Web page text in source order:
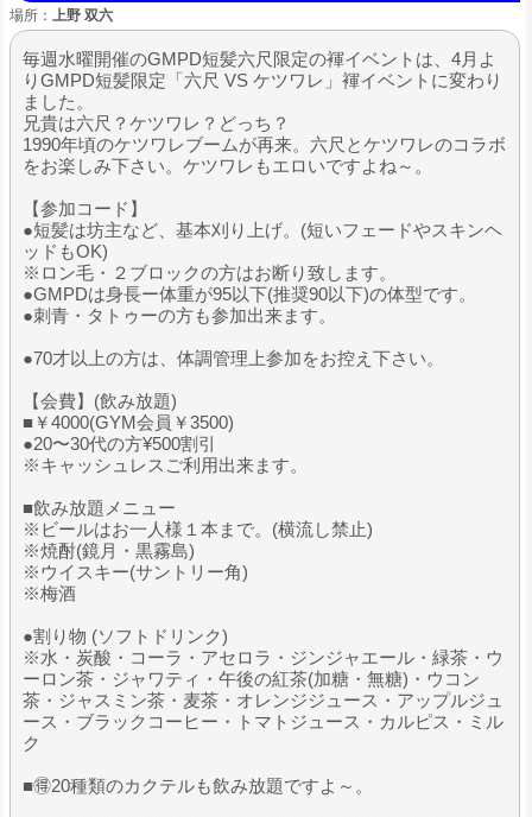
場所： 上野 双六
毎週水曜開催のGMPD短髪六尺限定の褌イベントは、4月よ
りGMPD短髪限定「六尺 VS ケツワレ」褌イベントに変わり
ました。
兄貴は六尺？ケツワレ？どっち？
1990年頃のケツワレブームが再来。六尺とケツワレのコラボ
をお楽しみ下さい。ケツワレもエロいですよね～。
【参加コード】
●短髪は坊主など、基本刈り上げ。(短いフェードやスキンヘ
ッドもOK)
※ロン毛・２ブロックの方はお断り致します。
●GMPDは身長ー体重が95以下(推奨90以下)の体型です。
●刺青・タトゥーの方も参加出来ます。
●70才以上の方は、体調管理上参加をお控え下さい。
【会費】(飲み放題)
■￥4000(GYM会員￥3500)
●20〜30代の方¥500割引
※キャッシュレスご利用出来ます。
■飲み放題メニュー
※ビールはお一人様１本まで。(横流し禁止)
※焼酎(鏡月・黒霧島)
※ウイスキー(サントリー角)
※梅酒
●割り物 (ソフトドリンク)
※水・炭酸・コーラ・アセロラ・ジンジャエール・緑茶・ウ
ーロン茶・ジャワティ・午後の紅茶(加糖・無糖)・ウコン
茶・ジャスミン茶・麦茶・オレンジジュース・アップルジュ
ース・ブラックコーヒー・トマトジュース・カルピス・ミル
ク
■🉐20種類のカクテルも飲み放題ですよ～。